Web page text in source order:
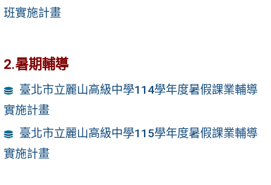
班實施計畫
2.暑期輔導
臺北市立麗山高級中學114學年度暑假課業輔導
實施計畫
臺北市立麗山高級中學115學年度暑假課業輔導
實施計畫